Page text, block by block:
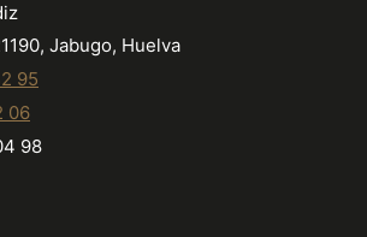
Jabugo, Huelva
95
06
98